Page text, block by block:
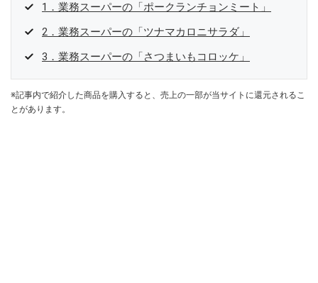
1．業務スーパーの「ポークランチョンミート」
2．業務スーパーの「ツナマカロニサラダ」
3．業務スーパーの「さつまいもコロッケ」
※記事内で紹介した商品を購入すると、売上の一部が当サイトに還元されるこ
とがあります。